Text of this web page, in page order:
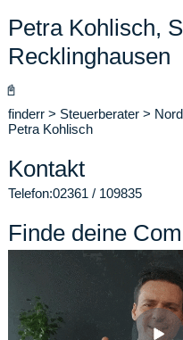
Petra Kohlisch,
Recklinghausen
📓
finderr > Steuerberater >
Petra Kohlisch
Kontakt
Telefon:02361 / 109835
Finde deine